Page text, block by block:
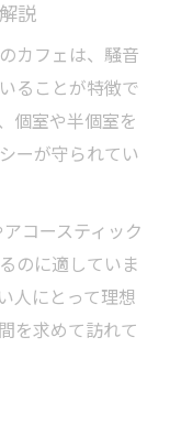
街の変化
個性とは
出会い
のヒント
説
カフェは、騒音
ることが特徴で
個室や半個室を
ーが守られてい
コースティック
のに適していま
人にとって理想
を求めて訪れて